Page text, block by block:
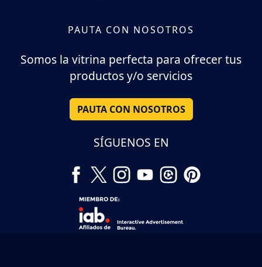
PAUTA CON NOSOTROS
Somos la vitrina perfecta para ofrecer tus
productos y/o servicios
PAUTA CON NOSOTROS
SÍGUENOS EN